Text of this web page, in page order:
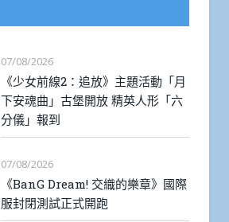
07/08/2026
《少女前線2：追放》主題活動「月
下安魂曲」古堡開放 精英人形「六
分儀」報到
07/08/2026
《BanG Dream! 交織的樂章》國際
服封閉測試正式開跑